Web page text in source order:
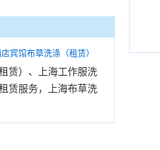
宾馆布草洗涤（租赁）
赁）、上海工作服洗
赁服务，上海布草洗